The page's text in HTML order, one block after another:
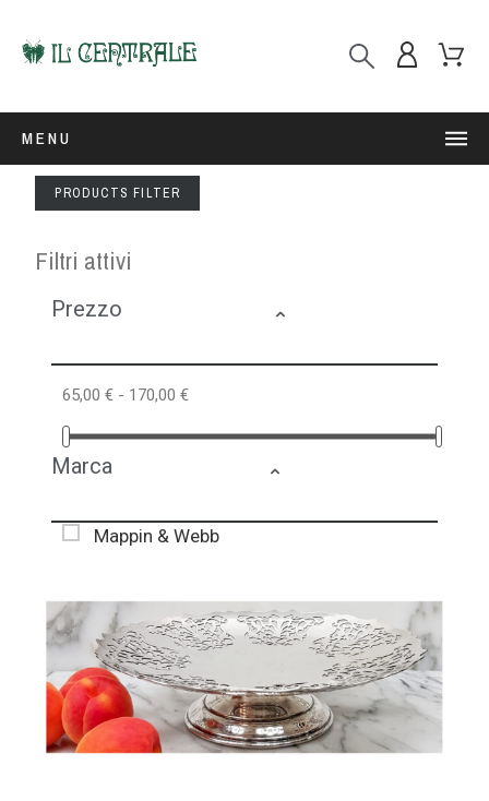
MENU
PRODUCTS FILTER
Filtri attivi
Prezzo
65,00 € - 170,00 €
Marca
Mappin & Webb